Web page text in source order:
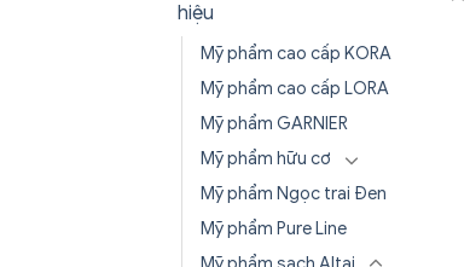
hiệu
Mỹ phẩm cao cấp KORA
Mỹ phẩm cao cấp LORA
Mỹ phẩm GARNIER
Mỹ phẩm hữu cơ
Mỹ phẩm Ngọc trai Đen
Mỹ phẩm Pure Line